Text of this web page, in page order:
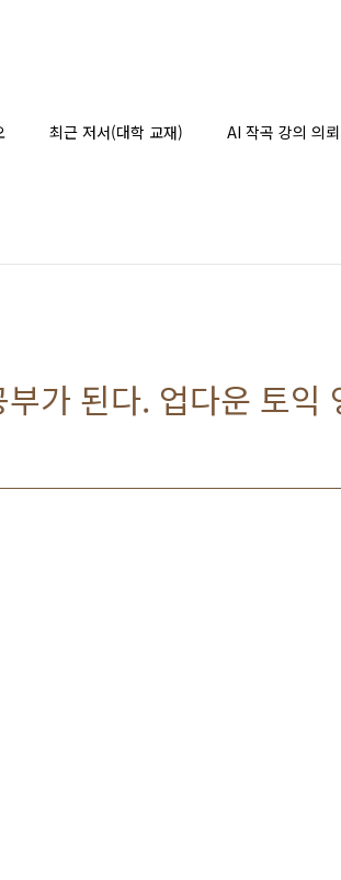
최근 저서(대학 교재) AI 작곡 강의 의뢰
가 된다. 업다운 토익